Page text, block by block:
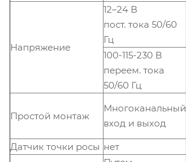
Напряжение
12–24 В
пост. тока 50/60
Гц
100-115-230 В
переем. тока
50/60 Гц
Простой монтаж
Многоканальный
вход и выход
Датчик точки росы нет